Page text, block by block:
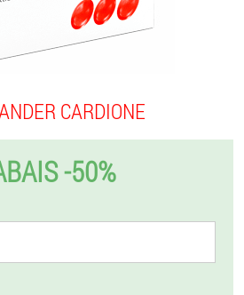
CARDIONE
-50%